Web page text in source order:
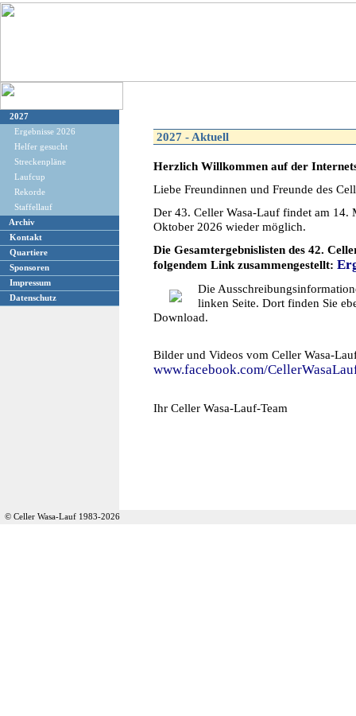
2027
Ergebnisse 2026
Helfer gesucht
Streckenpläne
Laufcup
Rekorde
Staffellauf
Archiv
Kontakt
Quartiere
Sponsoren
Impressum
Datenschutz
2027 - Aktuell
Herzlich Willkommen auf der
Liebe Freundinnen und Freunde des
Der 43. Celler Wasa-Lauf findet am 14.
Oktober 2026 wieder möglich.
Die Gesamtergebnislisten des 42.
folgendem Link zusammengestellt:
Die
linken Seite. Dort finden Sie
Download.
Bilder und Videos vom Celler Wasa-
www.facebook.com/
Ihr Celler Wasa-Lauf-Team
© Celler Wasa-Lauf 1983-2026